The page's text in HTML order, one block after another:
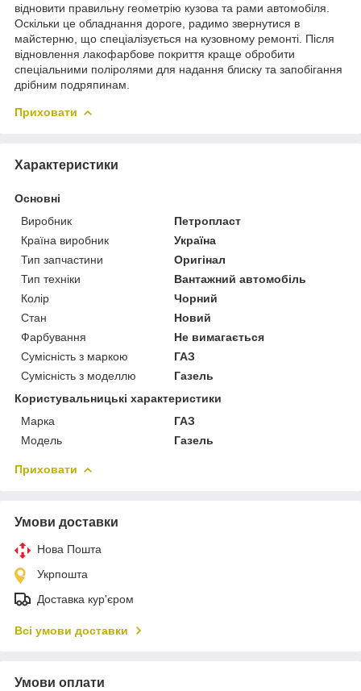
відновити правильну геометрію кузова та рами автомобіля.
Оскільки це обладнання дороге, радимо звернутися в
майстерню, що спеціалізується на кузовному ремонті. Після
відновлення лакофарбове покриття краще обробити
спеціальними поліролями для надання блиску та запобігання
дрібним подряпинам.
Приховати
Характеристики
Основні
Виробник
Петропласт
Країна виробник
Україна
Тип запчастини
Оригінал
Тип техніки
Вантажний автомобіль
Колір
Чорний
Стан
Новий
Фарбування
Не вимагається
Сумісність з маркою
ГАЗ
Сумісність з моделлю
Газель
Користувальницькі характеристики
Марка
ГАЗ
Модель
Газель
Приховати
Умови доставки
Нова Пошта
Укрпошта
Доставка кур'єром
Всі умови доставки
Умови оплати